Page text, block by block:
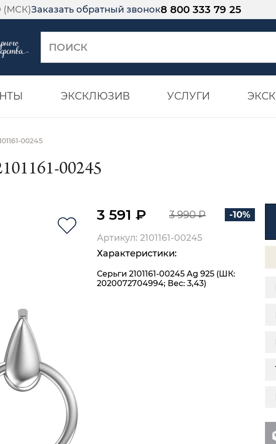
(МСК)Заказать обратный звонок8 800 333 79 25
ЭКСКЛЮЗИВ УСЛУГИ
00245
00245
3 591 ₽ 3 990 ₽ -10%
Артикул: 2101161-00245
Характеристики:
Серьги 2101161-00245 Ag 925 (ШК:
2020072704994; Вес: 3,43)